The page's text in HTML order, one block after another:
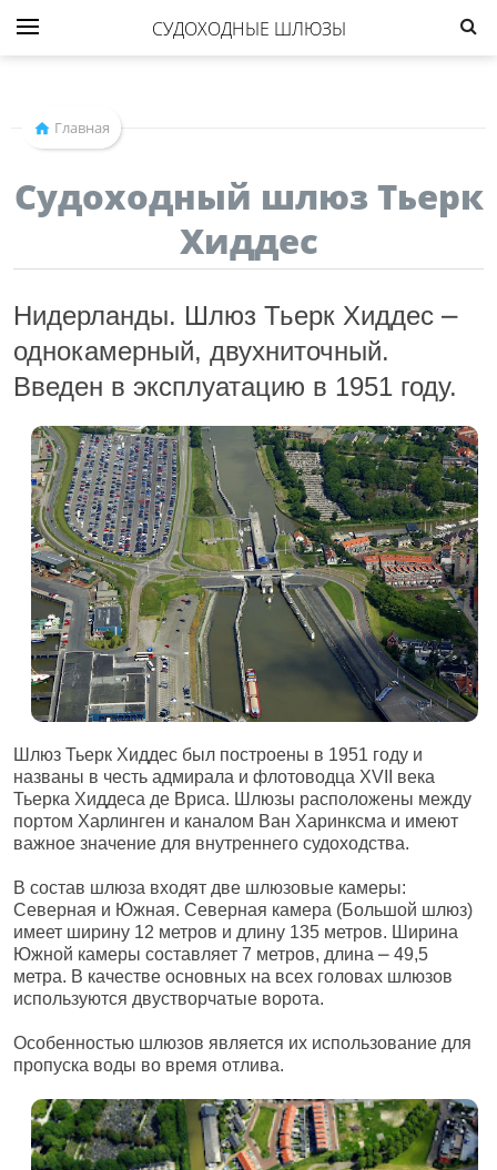
СУДОХОДНЫЕ ШЛЮЗЫ
Главная
Судоходный шлюз Тьерк
Хиддес
Нидерланды. Шлюз Тьерк Хиддес ⎼
однокамерный, двухниточный.
Введен в эксплуатацию в 1951 году.
Шлюз Тьерк Хиддес был построены в 1951 году и
названы в честь адмирала и флотоводца XVII века
Тьерка Хиддеса де Вриса. Шлюзы расположены между
портом Харлинген и каналом Ван Харинксма и имеют
важное значение для внутреннего судоходства.
В состав шлюза входят две шлюзовые камеры:
Северная и Южная. Северная камера (Большой шлюз)
имеет ширину 12 метров и длину 135 метров. Ширина
Южной камеры составляет 7 метров, длина ⎼ 49,5
метра. В качестве основных на всех головах шлюзов
используются двустворчатые ворота.
Особенностью шлюзов является их использование для
пропуска воды во время отлива.